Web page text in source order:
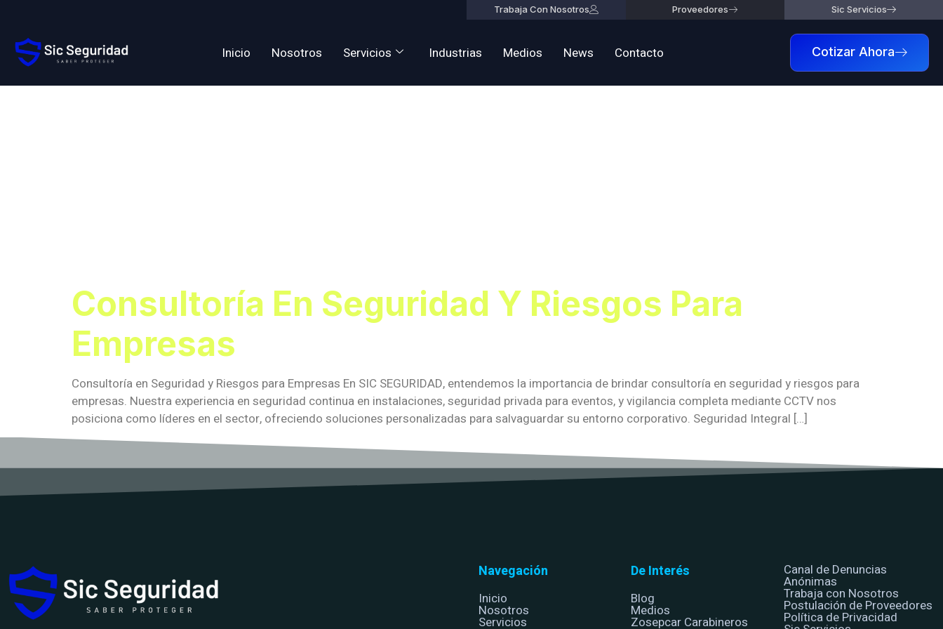
Trabaja Con Nosotros Proveedores Sic Servicios
Inicio Nosotros Servicios Industrias Medios News Contacto Cotizar Ahora
Consultoría En Seguridad Y Riesgos Para
Empresas
Consultoría en Seguridad y Riesgos para Empresas En SIC SEGURIDAD, entendemos la importancia de brindar consultoría en seguridad y riesgos para
empresas. Nuestra experiencia en seguridad continua en instalaciones, seguridad privada para eventos, y vigilancia completa mediante CCTV nos
posiciona como líderes en el sector, ofreciendo soluciones personalizadas para salvaguardar su entorno corporativo. Seguridad Integral […]
Navegación
Inicio
Nosotros
Servicios
De Interés
Blog
Medios
Zosepcar Carabineros
Canal de Denuncias
Anónimas
Trabaja con Nosotros
Postulación de Proveedores
Política de Privacidad